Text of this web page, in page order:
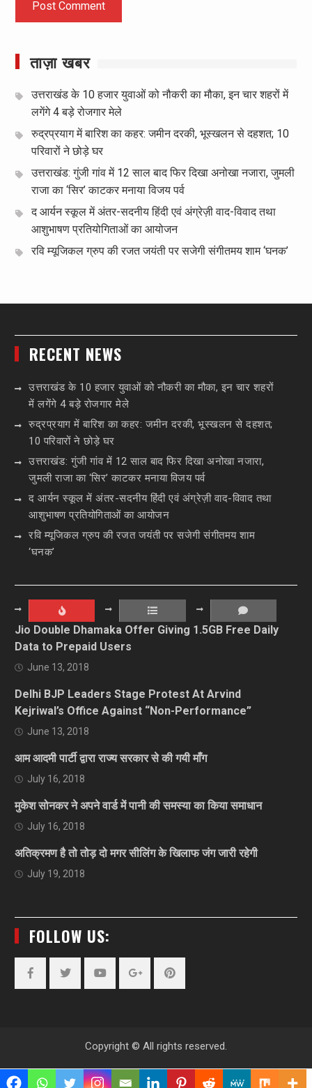
ताज़ा खबर
उत्तराखंड के 10 हजार युवाओं को नौकरी का मौका, इन चार शहरों में
लगेंगे 4 बड़े रोजगार मेले
रुद्रप्रयाग में बारिश का कहर: जमीन दरकी, भूस्खलन से दहशत; 10
परिवारों ने छोड़े घर
उत्तराखंड: गुंजी गांव में 12 साल बाद फिर दिखा अनोखा नजारा, जुमली
राजा का ‘सिर’ काटकर मनाया विजय पर्व
द आर्यन स्कूल में अंतर-सदनीय हिंदी एवं अंग्रेज़ी वाद-विवाद तथा
आशुभाषण प्रतियोगिताओं का आयोजन
रवि म्यूजिकल ग्रुप की रजत जयंती पर सजेगी संगीतमय शाम ‘घनक’
RECENT NEWS
उत्तराखंड के 10 हजार युवाओं को नौकरी का मौका, इन चार शहरों
में लगेंगे 4 बड़े रोजगार मेले
रुद्रप्रयाग में बारिश का कहर: जमीन दरकी, भूस्खलन से दहशत;
10 परिवारों ने छोड़े घर
उत्तराखंड: गुंजी गांव में 12 साल बाद फिर दिखा अनोखा नजारा,
जुमली राजा का ‘सिर’ काटकर मनाया विजय पर्व
द आर्यन स्कूल में अंतर-सदनीय हिंदी एवं अंग्रेज़ी वाद-विवाद तथा
आशुभाषण प्रतियोगिताओं का आयोजन
रवि म्यूजिकल ग्रुप की रजत जयंती पर सजेगी संगीतमय शाम
‘घनक’
Jio Double Dhamaka Offer Giving 1.5GB Free Daily
Data to Prepaid Users
June 13, 2018
Delhi BJP Leaders Stage Protest At Arvind
Kejriwal’s Office Against “Non-Performance”
June 13, 2018
आम आदमी पार्टी द्वारा राज्य सरकार से की गयी माँग
July 16, 2018
मुकेश सोनकर ने अपने वार्ड में पानी की समस्या का किया समाधान
July 16, 2018
अतिक्रमण है तो तोड़ दो मगर सीलिंग के खिलाफ जंग जारी रहेगी
July 19, 2018
FOLLOW US:
Copyright © All rights reserved.